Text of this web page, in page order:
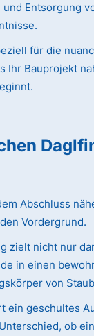
Entsorgung
für die
Bauprojekt
Abschluss
Vordergrund.
zielt nicht nur
in einen
von
geschultes
ob